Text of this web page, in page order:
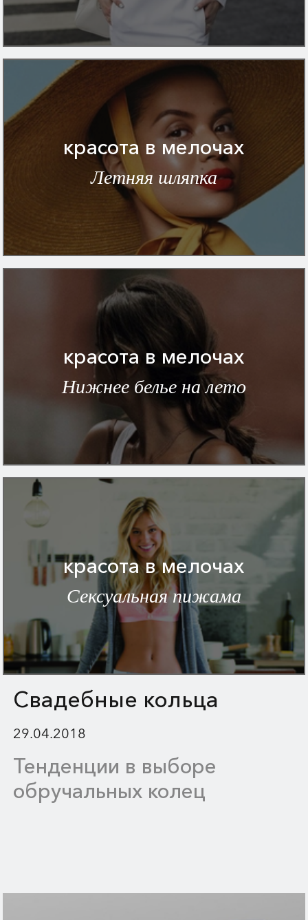
красота в мелочах
Летняя шляпка
красота в мелочах
Нижнее белье на лето
красота в мелочах
Сексуальная пижама
Свадебные кольца
29.04.2018
Тенденции в выборе
обручальных колец